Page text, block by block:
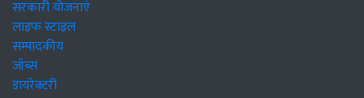
सरकारी योजनाएं
लाइफ स्टाइल
सम्पादकीय
जॉब्स
डायरेक्टरी